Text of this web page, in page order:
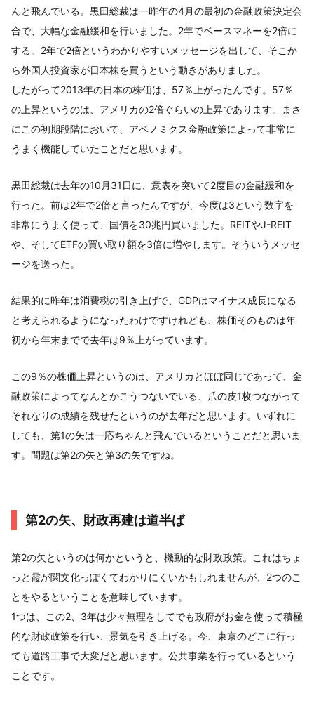
んと飛んでいる。黒田総裁は一昨年の4月の最初の金融政策決定会
合で、大幅な金融緩和を行いました。2年でベースマネーを2倍に
する。2年で2倍というわかりやすいメッセージを出して、そこか
ら外国人投資家が日本株を買うという動きがありました。
したがって2013年の日本の株価は、57％上がったんです。57％
の上昇というのは、アメリカの2倍ぐらいの上昇であります。まさ
にこの初期段階において、アベノミクス金融政策によって非常に
うまく機能していたことだと思います。
黒田総裁は去年の10月31日に、意表を突いて2度目の金融緩和を
行った。前は2年で2倍と言ったんですが、今度は3という数字を
非常にうまく使って、国債を30兆円買いました。REITやJ-REIT
や、そしてETFの買い取り額を3倍に増やします。そういうメッセ
ージを送った。
結果的に昨年は消費税の引き上げで、GDPはマイナス成長になる
と考えられるようになったわけですけれども、株価そのものは年
初から年末までで去年は9％上がっています。
この9％の株価上昇というのは、アメリカとほぼ同じであって、金
融政策によってなんとかこうつないでいる、爪の皮1枚つながって
それなりの成績を残せたというのが去年だと思います。いずれに
しても、第1の矢は一応ちゃんと飛んでいるということだと思いま
す。問題は第2の矢と第3の矢ですね。
第2の矢、財政再建は道半ば
第2の矢というのは何かというと、機動的な財政政策。これはちょ
っと霞が関文化っぽくてわかりにくいかもしれませんが、2つのこ
とをやるということを意味しています。
1つは、この2、3年は少々無理をしてでも政府がお金を使って積極
的な財政政策を行い、景気を引き上げる。今、東京のどこに行っ
ても道路工事で大変だと思います。公共事業を行っているという
ことです。